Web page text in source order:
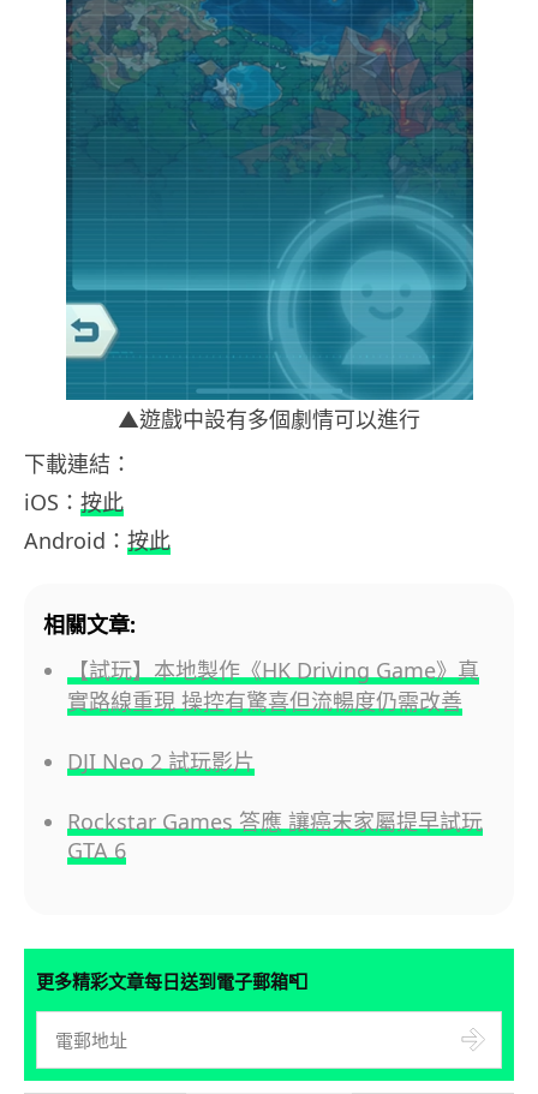
▲遊戲中設有多個劇情可以進行
下載連結：
iOS： 按此
Android： 按此
相關文章:
【試玩】本地製作《HK Driving Game》真
實路線重現 操控有驚喜但流暢度仍需改善
DJI Neo 2 試玩影片
Rockstar Games 答應 讓癌末家屬提早試玩
GTA 6
更多精彩文章每日送到電子郵箱📮